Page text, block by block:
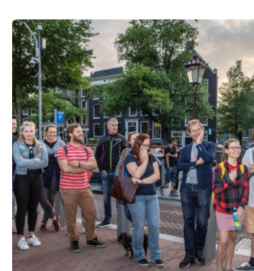
Phoenix
Dresden